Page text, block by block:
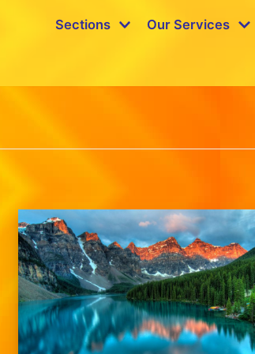
Sections Our Services